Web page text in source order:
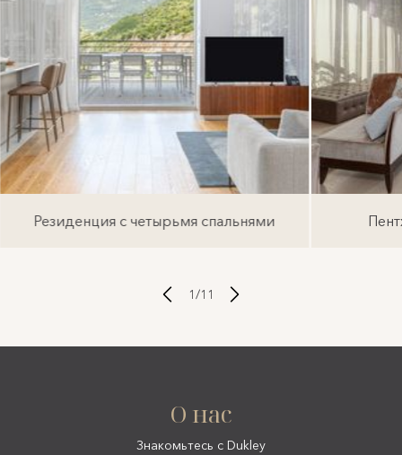
Резиденция с четырьмя спальнями
1/11
О нас
Знакомьтесь с Dukley